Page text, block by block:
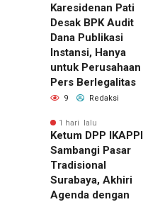
Karesidenan Pati
Desak BPK Audit
Dana Publikasi
Instansi, Hanya
untuk Perusahaan
Pers Berlegalitas
9 Redaksi
1 hari lalu
Ketum DPP IKAPPI
Sambangi Pasar
Tradisional
Surabaya, Akhiri
Agenda dengan